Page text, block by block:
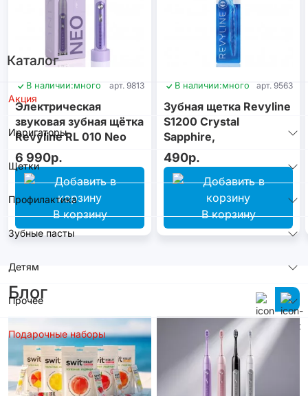
Каталог
Акция
Ирригаторы
Щетки
Профилактика
Зубные пасты
Детям
Прочее
Подарочные наборы
В наличии:много арт. 9813
Электрическая
звуковая зубная щётка
Revyline RL 010 Neo
Violet
6 990р.
В корзину
В наличии:много арт. 9563
Зубная щетка Revyline
S1200 Crystal
Sapphire,
монопучковая
490р.
В корзину
Блог